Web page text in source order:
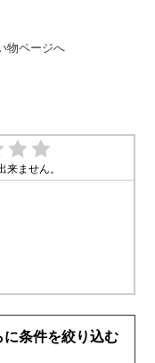
物ページへ
ません。
に条件を絞り込む